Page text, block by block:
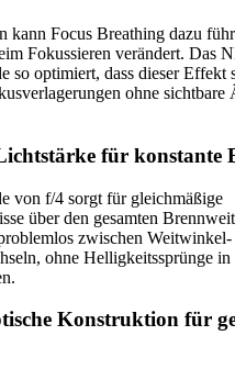
kann Focus Breathing dazu
Fokussieren verändert. Das
so optimiert, dass dieser Effekt
ohne sichtbare
für konstante
von f/4 sorgt für gleichmäßige
über den gesamten
zwischen Weitwinkel-
ohne Helligkeitssprünge
Konstruktion für